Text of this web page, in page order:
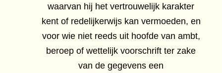
waarvan hij het vertrouwelijk karakter
kent of redelijkerwijs kan vermoeden, en
voor wie niet reeds uit hoofde van ambt,
beroep of wettelijk voorschrift ter zake
van de gegevens een